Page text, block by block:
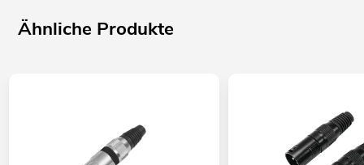
Ähnliche Produkte